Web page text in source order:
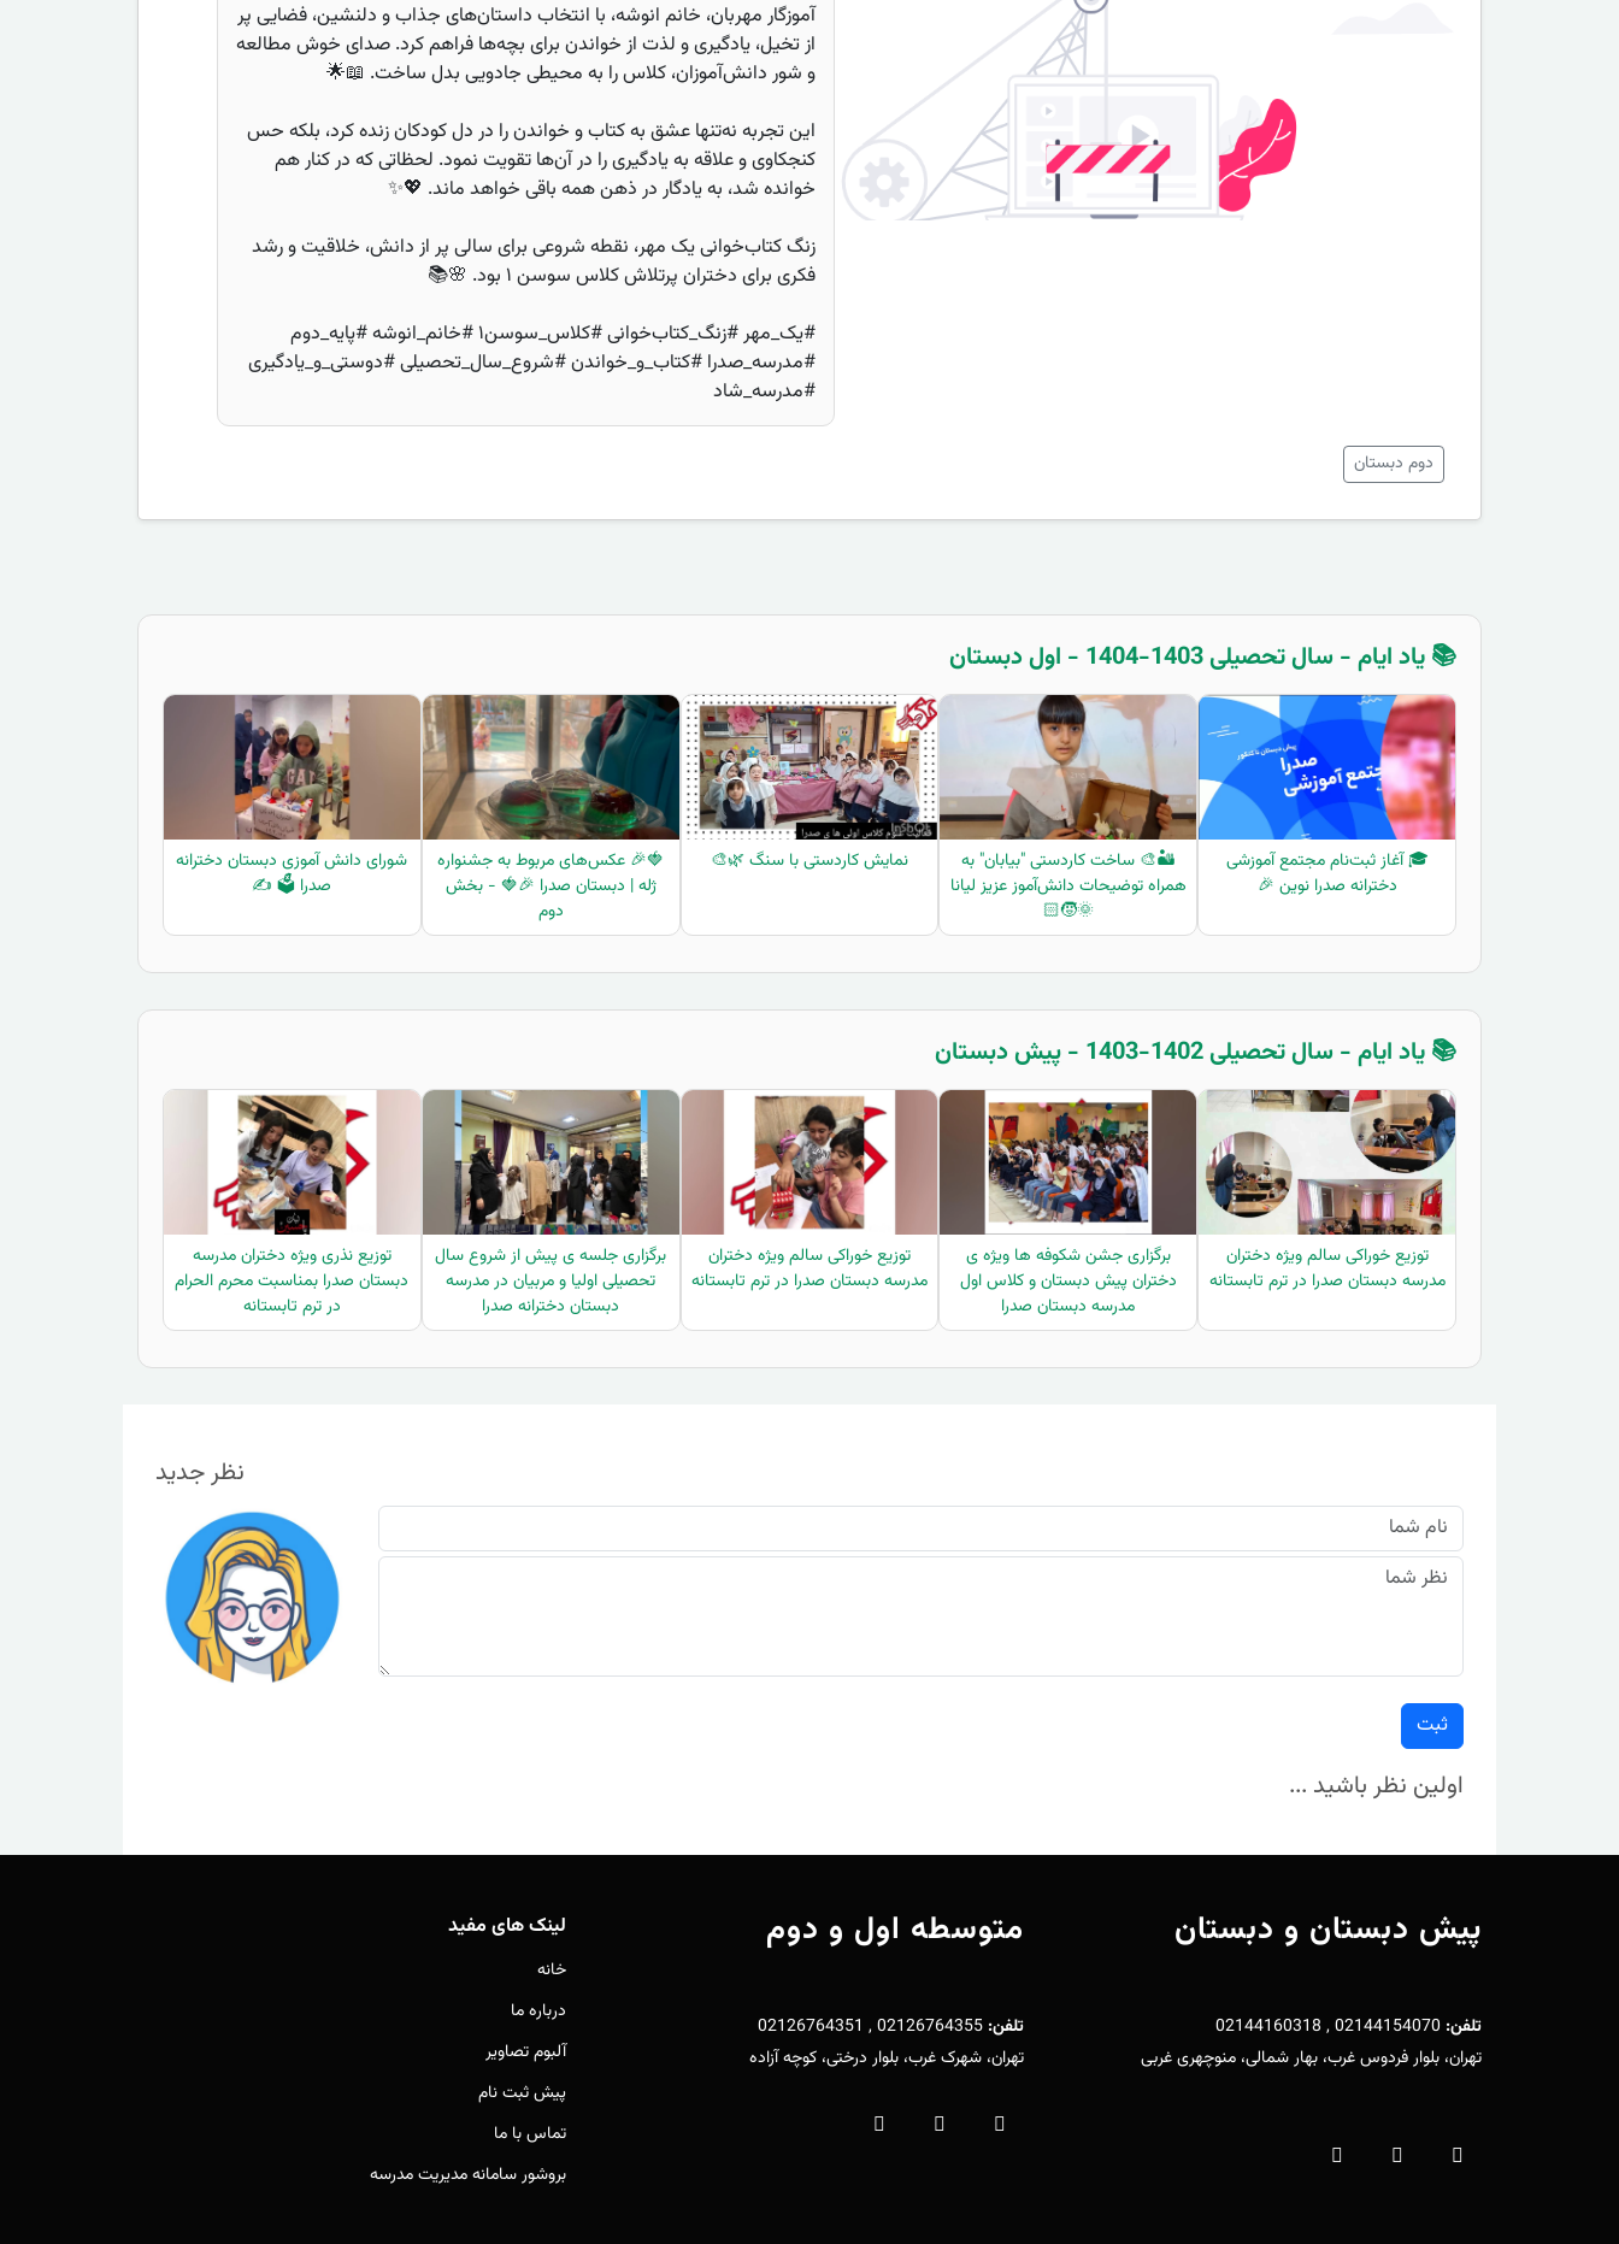
آموزگار مهربان، خانم انوشه، با انتخاب داستان‌های جذاب و دلنشین، فضایی پر
از تخیل، یادگیری و لذت از خواندن برای بچه‌ها فراهم کرد. صدای خوش مطالعه
و شور دانش‌آموزان، کلاس را به محیطی جادویی بدل ساخت. 📖🌟
این تجربه نه‌تنها عشق به کتاب و خواندن را در دل کودکان زنده کرد، بلکه حس
کنجکاوی و علاقه به یادگیری را در آن‌ها تقویت نمود. لحظاتی که در کنار هم
خوانده شد، به یادگار در ذهن همه باقی خواهد ماند. 💖✨
زنگ کتاب‌خوانی یک مهر، نقطه شروعی برای سالی پر از دانش، خلاقیت و رشد
فکری برای دختران پرتلاش کلاس سوسن ۱ بود. 🌸📚
#یک_مهر #زنگ_کتاب‌خوانی #کلاس_سوسن۱ #خانم_انوشه #پایه_دوم
#مدرسه_صدرا #کتاب_و_خواندن #شروع_سال_تحصیلی #دوستی_و_یادگیری
#مدرسه_شاد
دوم دبستان
📚 یاد ایام - سال تحصیلی 1403-1404 - اول دبستان
🎓 آغاز ثبت‌نام مجتمع آموزشی
دخترانه صدرا نوین 🎉
🏜️🎨 ساخت کاردستی "بیابان" به
همراه توضیحات دانش‌آموز عزیز لیانا
🌞🧒🏻
نمایش کاردستی با سنگ 🌿🎨
🍓🎉 عکس‌های مربوط به جشنواره
ژله | دبستان صدرا 🎉🍓 - بخش
دوم
شورای دانش آموزی دبستان دخترانه
صدرا 🗳️ ✍️
📚 یاد ایام - سال تحصیلی 1402-1403 - پیش دبستان
توزیع خوراکی سالم ویژه دختران
مدرسه دبستان صدرا در ترم تابستانه
برگزاری جشن شکوفه ها ویژه ی
دختران پیش دبستان و کلاس اول
مدرسه دبستان صدرا
توزیع خوراکی سالم ویژه دختران
مدرسه دبستان صدرا در ترم تابستانه
برگزاری جلسه ی پیش از شروع سال
تحصیلی اولیا و مربیان در مدرسه
دبستان دخترانه صدرا
توزیع نذری ویژه دختران مدرسه
دبستان صدرا بمناسبت محرم الحرام
در ترم تابستانه
نظر جدید
ثبت
اولین نظر باشید ...
پیش دبستان و دبستان
تلفن: 02144154070 , 02144160318
تهران، بلوار فردوس غرب، بهار شمالی، منوچهری غربی
متوسطه اول و دوم
تلفن: 02126764355 , 02126764351
تهران، شهرک غرب، بلوار درختی، کوچه آزاده
لینک های مفید
خانه
درباره ما
آلبوم تصاویر
پیش ثبت نام
تماس با ما
بروشور سامانه مدیریت مدرسه